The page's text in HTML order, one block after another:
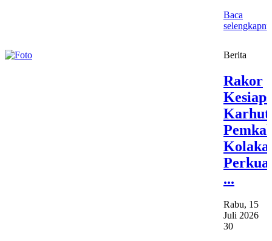
Baca
Berita
Rakor
Kolaka
Perkua
...
Rabu, 15
Juli 2026
30